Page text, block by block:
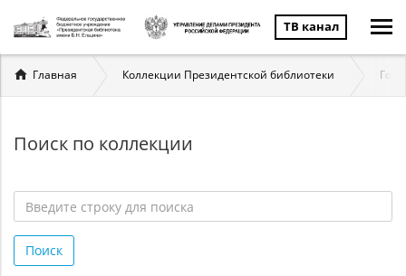
ТВ канал
Вы
здесь
Главная Коллекции Президентской библиотеки
Поиск по коллекции
строку
для
Поиск